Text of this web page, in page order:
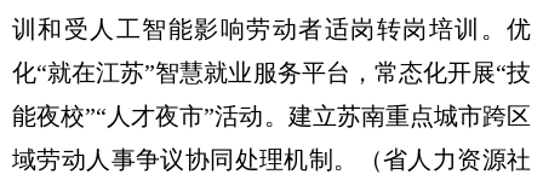
训和受人工智能影响劳动者适岗转岗培训。优
化“就在江苏”智慧就业服务平台，常态化开展“技
能夜校”“人才夜市”活动。建立苏南重点城市跨区
域劳动人事争议协同处理机制。
（省人力资源社